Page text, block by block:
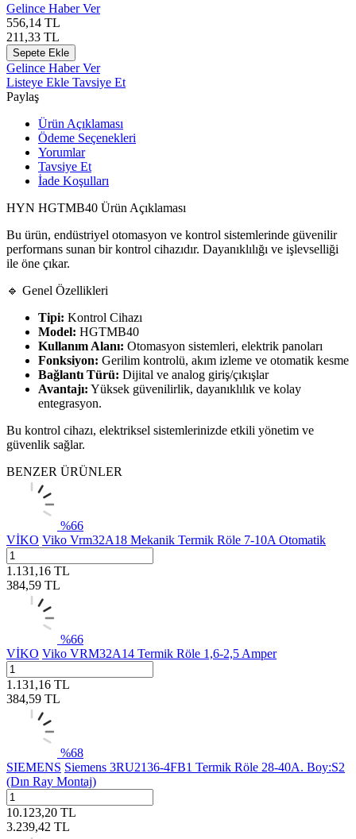
Gelince Haber Ver
556,14 TL
211,33 TL
Sepete Ekle
Gelince Haber Ver
Listeye Ekle Tavsiye Et
Paylaş
Ürün Açıklaması
Ödeme Seçenekleri
Yorumlar
Tavsiye Et
İade Koşulları
HYN HGTMB40 Ürün Açıklaması
Bu ürün, endüstriyel otomasyon ve kontrol sistemlerinde güvenilir
performans sunan bir kontrol cihazıdır. Dayanıklılığı ve işlevselliği
ile öne çıkar.
🔹 Genel Özellikleri
Tipi: Kontrol Cihazı
Model: HGTMB40
Kullanım Alanı: Otomasyon sistemleri, elektrik panoları
Fonksiyon: Gerilim kontrolü, akım izleme ve otomatik kesme
Bağlantı Türü: Dijital ve analog giriş/çıkışlar
Avantajı: Yüksek güvenilirlik, dayanıklılık ve kolay
entegrasyon.
Bu kontrol cihazı, elektriksel sistemlerinizde etkili yönetim ve
güvenlik sağlar.
BENZER ÜRÜNLER
%66
VİKO Viko Vrm32A18 Mekanik Termik Röle 7-10A Otomatik
1.131,16 TL
384,59 TL
%66
VİKO Viko VRM32A14 Termik Röle 1,6-2,5 Amper
1.131,16 TL
384,59 TL
%68
SIEMENS Siemens 3RU2136-4FB1 Termik Röle 28-40A. Boy:S2
(Dın Ray Montaj)
10.123,20 TL
3.239,42 TL